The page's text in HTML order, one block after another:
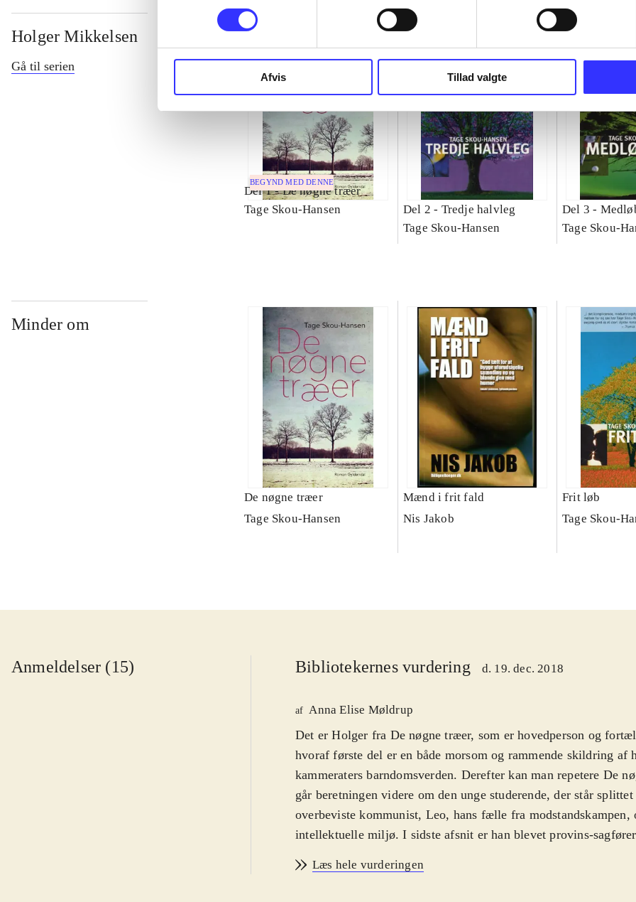
Afvis Tillad valgte
Holger Mikkelsen
Gå til serien
BEGYND MED DENNE
Del 1 -De nøgne træer
Tage Skou-Hansen
Del 2 - Tredje halvleg
Tage Skou-Hansen
Del 3 -
Tage Skou-
Minder om
De nøgne træer
Tage Skou-Hansen
Mænd i frit fald
Nis Jakob
Frit løb
Tage Skou-
Anmeldelser (15) Bibliotekernes vurdering d. 19. dec. 2018
af Anna Elise Møldrup
Det er Holger fra De nøgne træer, som er hovedperson og
hvoraf første del er en både morsom og rammende skildring af
kammeraters barndomsverden. Derefter kan man repetere De
går beretningen videre om den unge studerende, der står
overbeviste kommunist, Leo, hans fælle fra modstandskampen,
intellektuelle miljø. I sidste afsnit er han blevet provins-
mange kloge tanker om omverdenen og sit forhold til den. Det
Læs hele vurderingen